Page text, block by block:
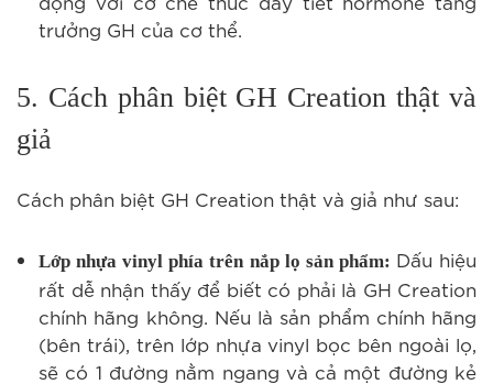
trưởng GH của cơ thể.
5. Cách phân biệt GH Creation thật và
giả
Cách phân biệt GH Creation thật và giả như sau:
Lớp nhựa vinyl phía trên nắp lọ sản phẩm: Dấu hiệu
rất dễ nhận thấy để biết có phải là GH Creation
chính hãng không. Nếu là sản phẩm chính hãng
(bên trái), trên lớp nhựa vinyl bọc bên ngoài lọ,
sẽ có 1 đường nằm ngang và cả một đường kẻ